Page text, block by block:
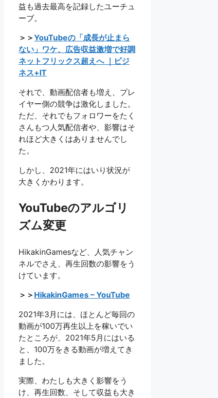
益も過去最高を記録したユーチュ
ーブ。
＞＞YouTubeの「成長が止まら
ない」ワケ、広告収益激増で好調
ネットフリックス超えへ ｜ビジ
ネス+IT
それで、動画配信者も増え、プレ
イヤー側の競争は激化しました。
ただ、それでもフォロワーをたく
さんもつ人気配信者や、影響はそ
れほど大きくはありませんでし
た。
しかし、2021年にはいり状況が
大きくかわります。
YouTubeのアルゴリ
ズム変更
HikakinGamesなど、人気チャン
ネルでさえ、再生回数の影響をう
けています。
＞＞ HikakinGames – YouTube
2021年3月には、ほとんど毎回の
動画が100万再生以上を稼いでい
たところが、2021年5月にはいる
と、100万をきる動画が増えてき
ました。
実際、わたしも大きく影響をう
け、再生回数、そして収益も大き